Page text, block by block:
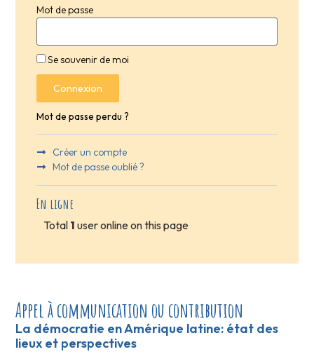
Mot de passe
Se souvenir de moi
Connexion
Mot de passe perdu ?
Créer un compte
Mot de passe oublié ?
En ligne
Total 1 user online on this page
Appel à communication ou contribution
La démocratie en Amérique latine: état des
lieux et perspectives